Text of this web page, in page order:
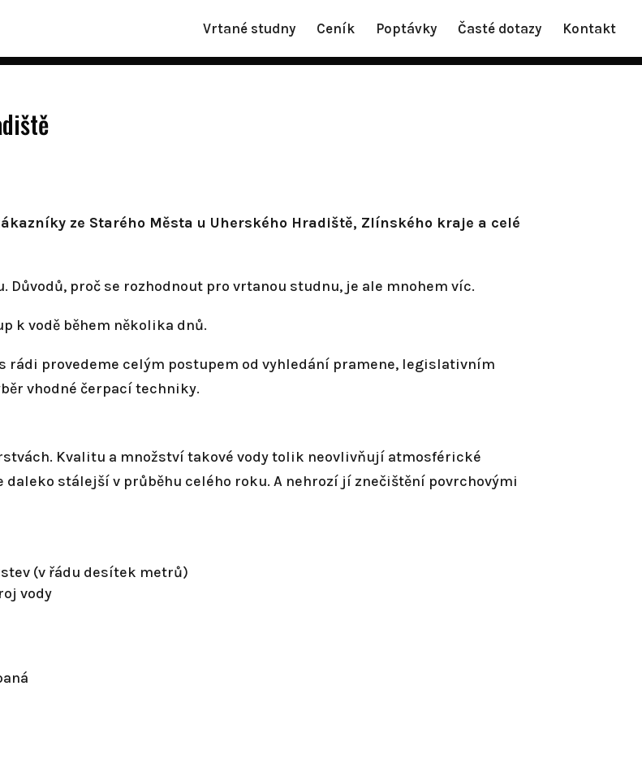
Vrtané studny Ceník Poptávky Časté dotazy Kontakt
ze Starého Města u Uherského Hradiště, Zlínského kraje a celé
proč se rozhodnout pro vrtanou studnu, je ale mnohem víc.
k vodě během několika dnů.
rádi provedeme celým postupem od vyhledání pramene, legislativním
vhodné čerpací techniky.
Kvalitu a množství takové vody tolik neovlivňují atmosférické
daleko stálejší v průběhu celého roku. A nehrozí jí znečištění povrchovými
(v řádu desítek metrů)
vody